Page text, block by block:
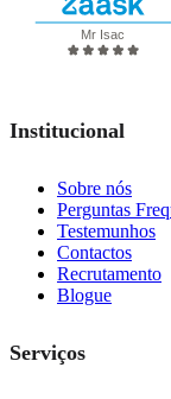
Institucional
Sobre nós
Perguntas
Testemunhos
Contactos
Recrutamento
Blogue
Serviços